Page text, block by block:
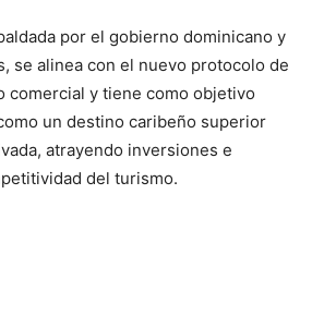
por el gobierno dominicano y
se alinea con el nuevo protocolo de
comercial y tiene como objetivo
un destino caribeño superior
atrayendo inversiones e
del turismo.